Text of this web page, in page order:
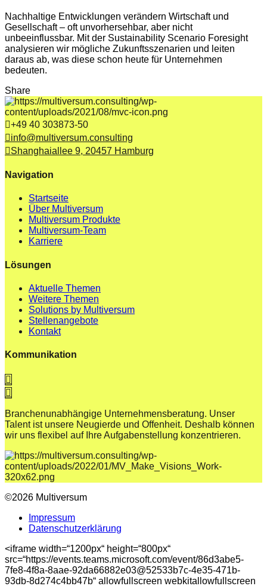
Nachhaltige Entwicklungen verändern Wirtschaft und
Gesellschaft – oft unvorhersehbar, aber nicht
unbeeinflussbar. Mit der Sustainability Scenario Foresight
analysieren wir mögliche Zukunftsszenarien und leiten
daraus ab, was diese schon heute für Unternehmen
bedeuten.
Share
+49 40 303873-50
info@multiversum.consulting
Shanghaiallee 9, 20457 Hamburg
Navigation
Startseite
Über Multiversum
Multiversum Produkte
Multiversum-Team
Karriere
Lösungen
Aktuelle Themen
Weitere Themen
Solutions by Multiversum
Stellenangebote
Kontakt
Kommunikation
Branchenunabhängige Unternehmensberatung. Unser
Talent ist unsere Neugierde und Offenheit. Deshalb können
wir uns flexibel auf Ihre Aufgabenstellung konzentrieren.
©2026 Multiversum
Impressum
Datenschutzerklärung
<iframe width=“1200px“ height=“800px“
src=“https://events.teams.microsoft.com/event/86d3abe5-
7fe8-4f8a-8aae-92da66882e03@52533b7c-4e35-471b-
93db-8d274c4bb47b“ allowfullscreen webkitallowfullscreen